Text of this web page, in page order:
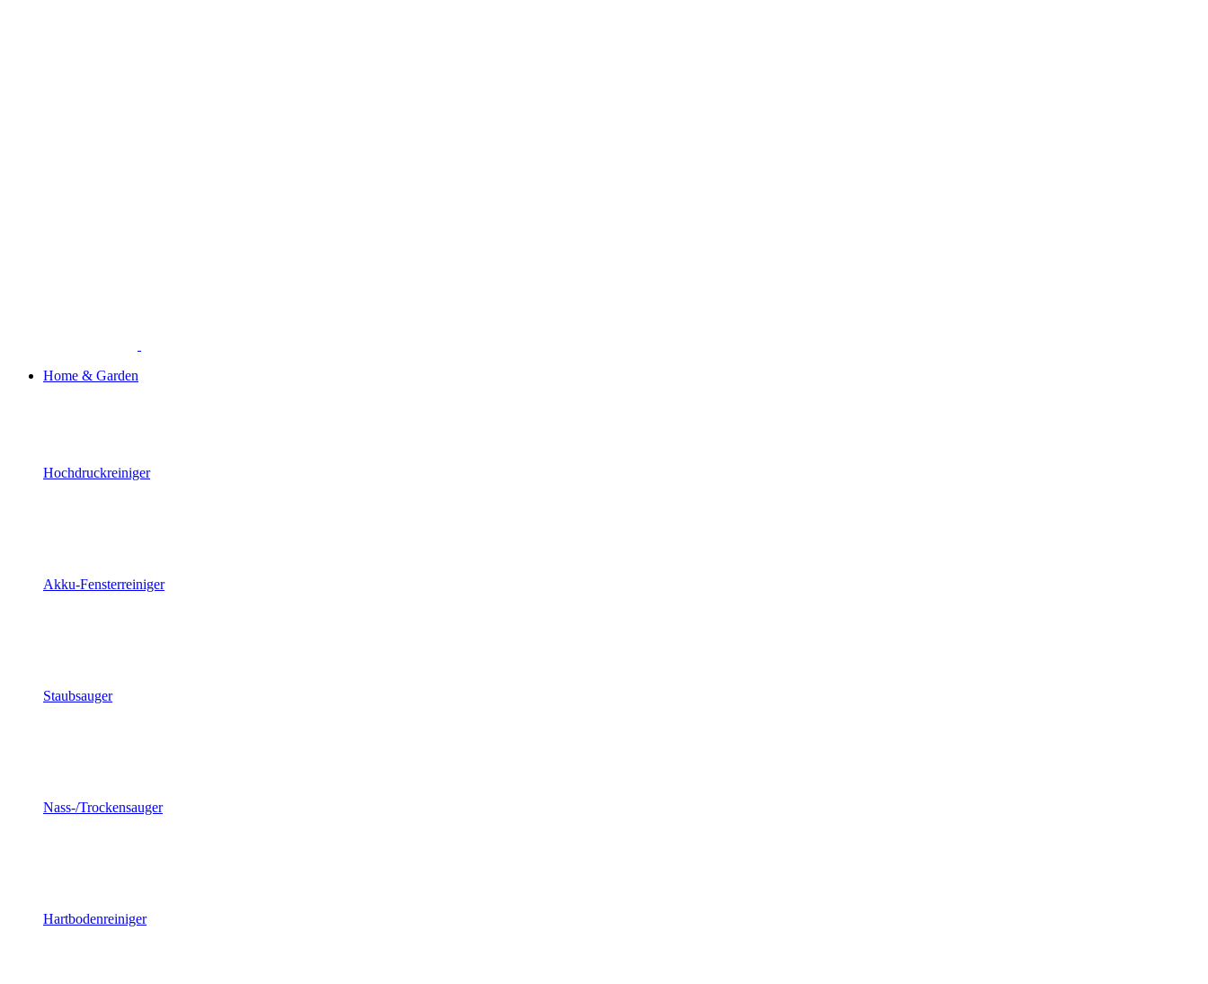
Home & Garden
Hochdruckreiniger
Akku-Fensterreiniger
Staubsauger
Nass-/Trockensauger
Hartbodenreiniger